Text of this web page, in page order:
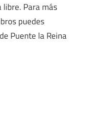
Para más
puedes
Puente la Reina